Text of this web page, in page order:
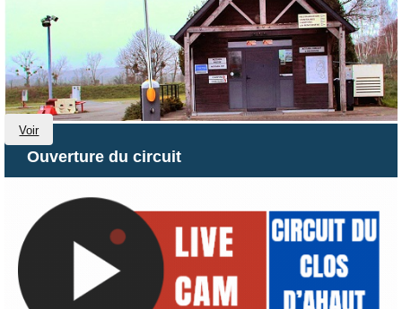
Voir
Ouverture du circuit